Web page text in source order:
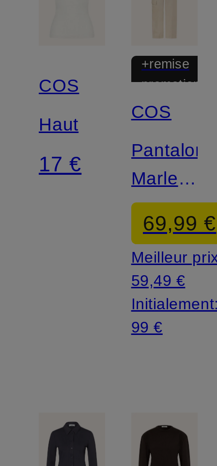
COS
Haut
17 €
+remise
COS
Pantalon
Marlene
en lin
69,99 €
Meilleur
59,49 €
99 €